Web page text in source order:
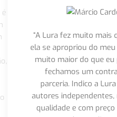
“A Lura fez muito mais
ela se apropriou do
muito maior do que eu
fechamos um
parceria. Indico a
autores
qualidade e com